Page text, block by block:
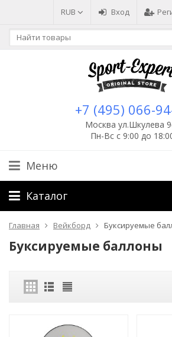
RUB Вход
+7 (495) 066-
Москва ул.Шкулева
Пн-Вс с 9:00 до
Меню
Каталог
Главная Вейкборд Буксируемые
Буксируемые баллоны